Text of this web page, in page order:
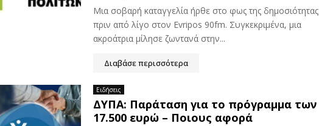
Μια σοβαρή καταγγελία ήρθε στο φως της δημοσιότητας
πριν από λίγο στον Evripos 90fm. Συγκεκριμένα, μια
ακροάτρια μίλησε ζωντανά στην...
Διαβάσε περισσότερα
Ειδήσεις
ΔΥΠΑ: Παράταση για το πρόγραμμα των
17.500 ευρώ – Ποιους αφορά